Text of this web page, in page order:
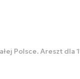
Polsce. Areszt dla